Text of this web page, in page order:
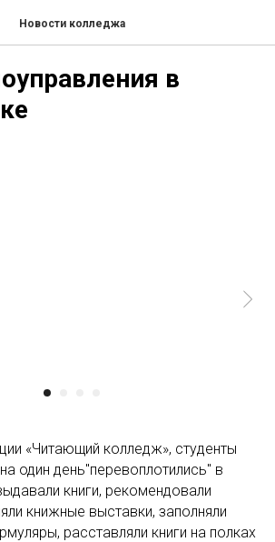
Новости колледжа
в
«Читающий колледж», студенты
один день"перевоплотились" в
книги, рекомендовали
книжные выставки, заполняли
расставляли книги на полках